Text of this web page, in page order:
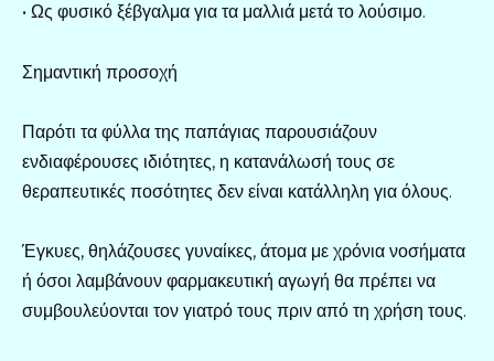
• Ως φυσικό ξέβγαλμα για τα μαλλιά μετά το λούσιμο.
Σημαντική προσοχή
Παρότι τα φύλλα της παπάγιας παρουσιάζουν
ενδιαφέρουσες ιδιότητες, η κατανάλωσή τους σε
θεραπευτικές ποσότητες δεν είναι κατάλληλη για όλους.
Έγκυες, θηλάζουσες γυναίκες, άτομα με χρόνια νοσήματα
ή όσοι λαμβάνουν φαρμακευτική αγωγή θα πρέπει να
συμβουλεύονται τον γιατρό τους πριν από τη χρήση τους.